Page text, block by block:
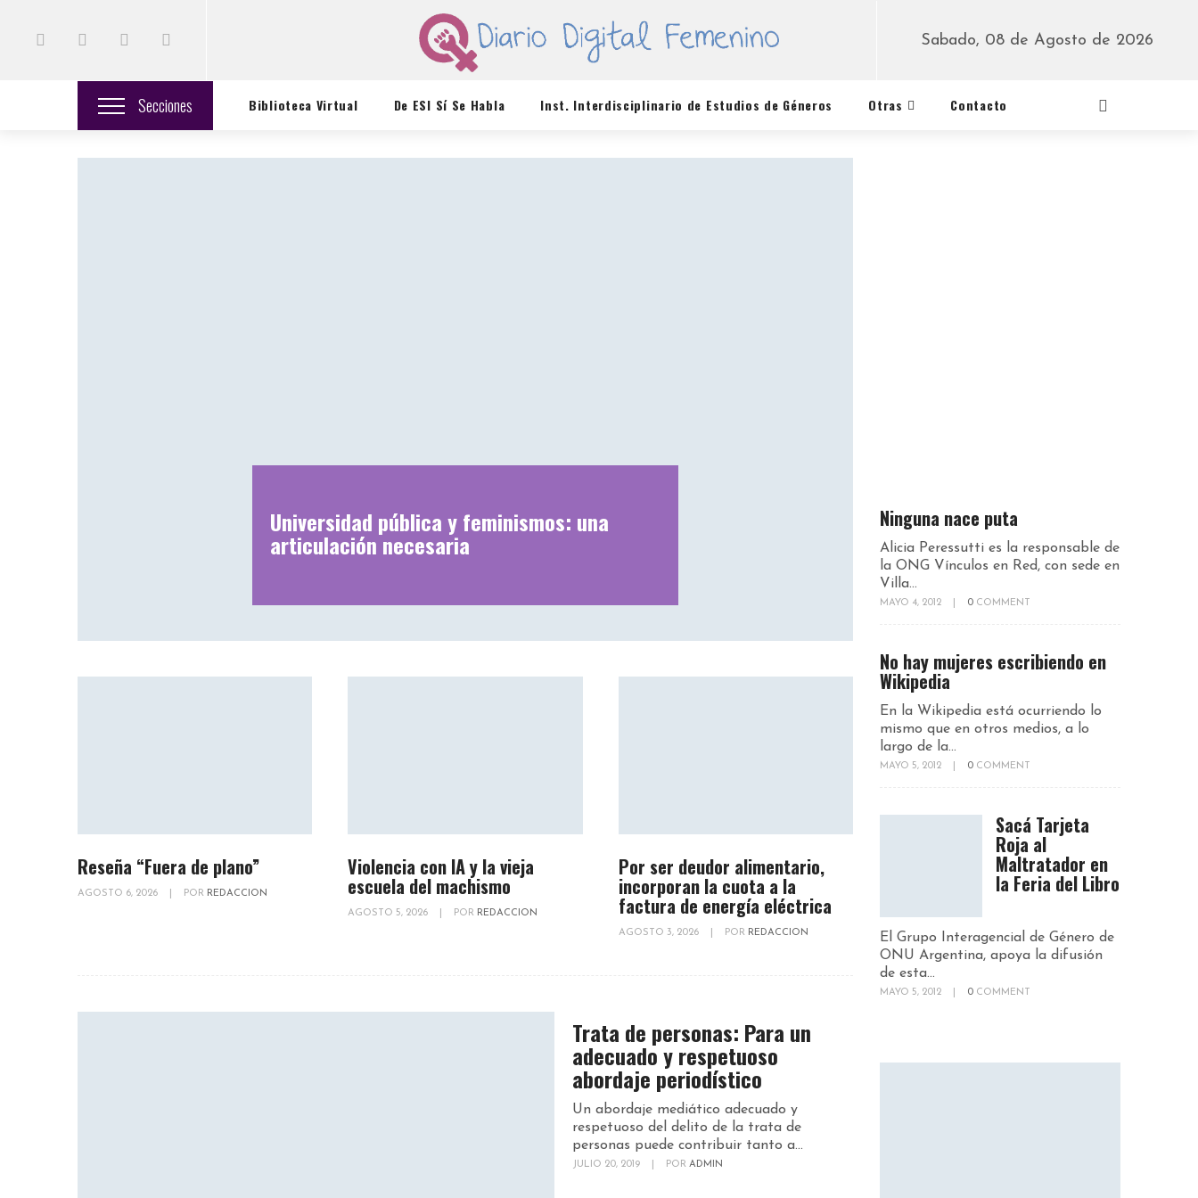
Sabado, 08 de Agosto de 2026
Secciones Biblioteca Virtual De ESI Sí Se Habla Inst. Interdisciplinario de Estudios de Géneros Otras Contacto
Universidad pública y feminismos: una
articulación necesaria
Reseña “Fuera de plano”
AGOSTO 6, 2026 POR REDACCION
Violencia con IA y la vieja
escuela del machismo
AGOSTO 5, 2026 POR REDACCION
Por ser deudor alimentario,
incorporan la cuota a la
factura de energía eléctrica
AGOSTO 3, 2026 POR REDACCION
Trata de personas: Para un
adecuado y respetuoso
abordaje periodístico
Un abordaje mediático adecuado y
respetuoso del delito de la trata de
personas puede contribuir tanto a...
JULIO 20, 2019 POR ADMIN
Ninguna nace puta
Alicia Peressutti es la responsable de
la ONG Vínculos en Red, con sede en
Villa...
MAYO 4, 2012 0 COMMENT
No hay mujeres escribiendo en
Wikipedia
En la Wikipedia está ocurriendo lo
mismo que en otros medios, a lo
largo de la...
MAYO 5, 2012 0 COMMENT
Sacá Tarjeta
Roja al
Maltratador en
la Feria del Libro
El Grupo Interagencial de Género de
ONU Argentina, apoya la difusión
de esta...
MAYO 5, 2012 0 COMMENT